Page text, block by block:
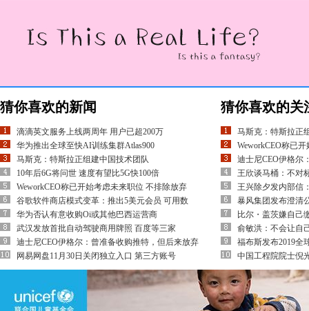
猜你喜欢的新闻
滴滴英文服务上线两周年 用户已超200万
华为推出全球至快AI训练集群Atlas900
马斯克：特斯拉正组建中国技术团队
10年后6G将问世 速度有望比5G快100倍
WeworkCEO称已开始考虑未来职位 不排除放弃
谷歌软件商店模式变革：推出5美元会员 可用数
华为否认有意收购Oi或其他巴西运营商
武汉发放首批自动驾驶商用牌照 百度等三家
迪士尼CEO伊格尔：曾准备收购推特，但后来放弃
网易网盘11月30日关闭独立入口 第三方账号
猜你喜欢的关
马斯克：特斯拉正
WeworkCEO称已
迪士尼CEO伊格尔
王欣谈马桶：不对
王兴除夕发内部信
暴风集团发布澄清
比尔・盖茨嫌自己
俞敏洪：不会让自
福布斯发布2019全
中国工程院院士倪